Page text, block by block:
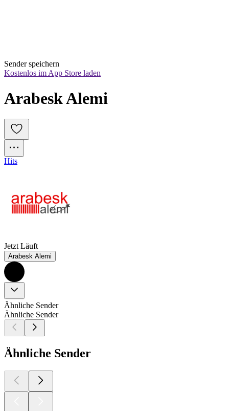
Sender speichern
Kostenlos im App Store laden
Arabesk Alemi
Hits
Jetzt Läuft
Arabesk Alemi
Ähnliche Sender
Ähnliche Sender
Ähnliche Sender